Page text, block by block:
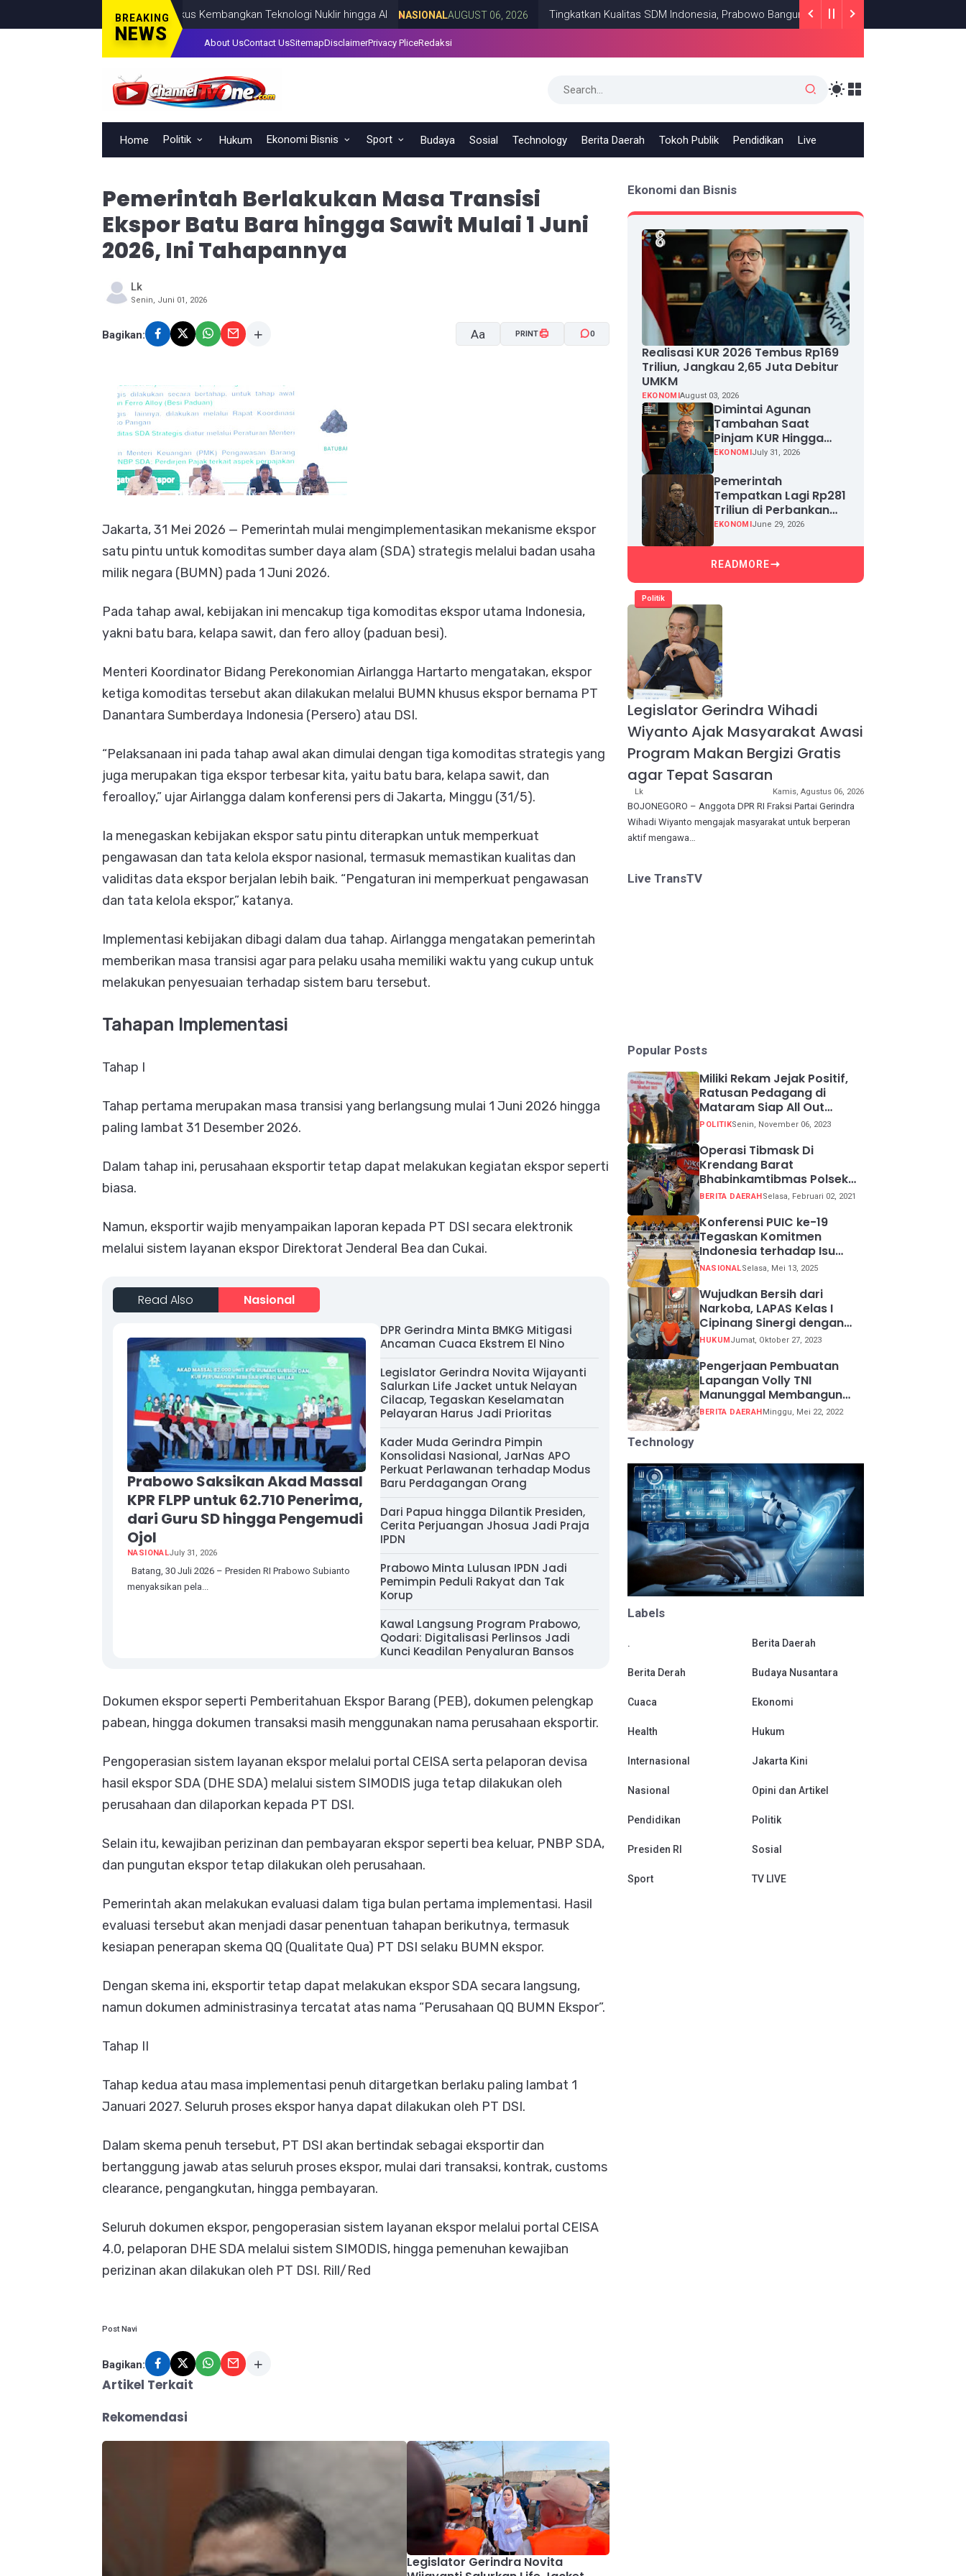
BREAKING
NEWS
Saing Indonesia, BRIN Fokus Kembangkan Teknologi Nuklir hingga AI NASIONALAUGUST 06, 2026 Tingkatkan Kualitas SDM Indonesia, Prabowo Bangun Sekolah Unggulan hingga Undang
About UsContact UsSitemapDisclaimerPrivacy PliceRedaksi
Home Politik Hukum Ekonomi Bisnis Sport Budaya Sosial Technology Berita Daerah Tokoh Publik Pendidikan Live
Pemerintah Berlakukan Masa Transisi
Ekspor Batu Bara hingga Sawit Mulai 1 Juni
2026, Ini Tahapannya
Lk
Senin, Juni 01, 2026
Bagikan: Aa PRINT 0
Jakarta, 31 Mei 2026 — Pemerintah mulai mengimplementasikan mekanisme ekspor
satu pintu untuk komoditas sumber daya alam (SDA) strategis melalui badan usaha
milik negara (BUMN) pada 1 Juni 2026.
Pada tahap awal, kebijakan ini mencakup tiga komoditas ekspor utama Indonesia,
yakni batu bara, kelapa sawit, dan fero alloy (paduan besi).
Menteri Koordinator Bidang Perekonomian Airlangga Hartarto mengatakan, ekspor
ketiga komoditas tersebut akan dilakukan melalui BUMN khusus ekspor bernama PT
Danantara Sumberdaya Indonesia (Persero) atau DSI.
“Pelaksanaan ini pada tahap awal akan dimulai dengan tiga komoditas strategis yang
juga merupakan tiga ekspor terbesar kita, yaitu batu bara, kelapa sawit, dan
feroalloy,” ujar Airlangga dalam konferensi pers di Jakarta, Minggu (31/5).
Ia menegaskan kebijakan ekspor satu pintu diterapkan untuk memperkuat
pengawasan dan tata kelola ekspor nasional, termasuk memastikan kualitas dan
validitas data ekspor berjalan lebih baik. “Pengaturan ini memperkuat pengawasan
dan tata kelola ekspor,” katanya.
Implementasi kebijakan dibagi dalam dua tahap. Airlangga mengatakan pemerintah
memberikan masa transisi agar para pelaku usaha memiliki waktu yang cukup untuk
melakukan penyesuaian terhadap sistem baru tersebut.
Tahapan Implementasi
Tahap I
Tahap pertama merupakan masa transisi yang berlangsung mulai 1 Juni 2026 hingga
paling lambat 31 Desember 2026.
Dalam tahap ini, perusahaan eksportir tetap dapat melakukan kegiatan ekspor seperti
biasa.
Namun, eksportir wajib menyampaikan laporan kepada PT DSI secara elektronik
melalui sistem layanan ekspor Direktorat Jenderal Bea dan Cukai.
Read Also Nasional
Prabowo Saksikan Akad Massal
KPR FLPP untuk 62.710 Penerima,
dari Guru SD hingga Pengemudi
Ojol
NASIONALJuly 31, 2026
Batang, 30 Juli 2026 – Presiden RI Prabowo Subianto
menyaksikan pela...
DPR Gerindra Minta BMKG Mitigasi
Ancaman Cuaca Ekstrem El Nino
Legislator Gerindra Novita Wijayanti
Salurkan Life Jacket untuk Nelayan
Cilacap, Tegaskan Keselamatan
Pelayaran Harus Jadi Prioritas
Kader Muda Gerindra Pimpin
Konsolidasi Nasional, JarNas APO
Perkuat Perlawanan terhadap Modus
Baru Perdagangan Orang
Dari Papua hingga Dilantik Presiden,
Cerita Perjuangan Jhosua Jadi Praja
IPDN
Prabowo Minta Lulusan IPDN Jadi
Pemimpin Peduli Rakyat dan Tak
Korup
Kawal Langsung Program Prabowo,
Qodari: Digitalisasi Perlinsos Jadi
Kunci Keadilan Penyaluran Bansos
Dokumen ekspor seperti Pemberitahuan Ekspor Barang (PEB), dokumen pelengkap
pabean, hingga dokumen transaksi masih menggunakan nama perusahaan eksportir.
Pengoperasian sistem layanan ekspor melalui portal CEISA serta pelaporan devisa
hasil ekspor SDA (DHE SDA) melalui sistem SIMODIS juga tetap dilakukan oleh
perusahaan dan dilaporkan kepada PT DSI.
Selain itu, kewajiban perizinan dan pembayaran ekspor seperti bea keluar, PNBP SDA,
dan pungutan ekspor tetap dilakukan oleh perusahaan.
Pemerintah akan melakukan evaluasi dalam tiga bulan pertama implementasi. Hasil
evaluasi tersebut akan menjadi dasar penentuan tahapan berikutnya, termasuk
kesiapan penerapan skema QQ (Qualitate Qua) PT DSI selaku BUMN ekspor.
Dengan skema ini, eksportir tetap dapat melakukan ekspor SDA secara langsung,
namun dokumen administrasinya tercatat atas nama “Perusahaan QQ BUMN Ekspor”.
Tahap II
Tahap kedua atau masa implementasi penuh ditargetkan berlaku paling lambat 1
Januari 2027. Seluruh proses ekspor hanya dapat dilakukan oleh PT DSI.
Dalam skema penuh tersebut, PT DSI akan bertindak sebagai eksportir dan
bertanggung jawab atas seluruh proses ekspor, mulai dari transaksi, kontrak, customs
clearance, pengangkutan, hingga pembayaran.
Seluruh dokumen ekspor, pengoperasian sistem layanan ekspor melalui portal CEISA
4.0, pelaporan DHE SDA melalui sistem SIMODIS, hingga pemenuhan kewajiban
perizinan akan dilakukan oleh PT DSI. Rill/Red
Post Navi
Bagikan:
Artikel Terkait
Rekomendasi
Legislator Gerindra Novita
Ekonomi dan Bisnis
Realisasi KUR 2026 Tembus Rp169
Triliun, Jangkau 2,65 Juta Debitur
UMKM
EKONOMIAugust 03, 2026
Dimintai Agunan
Tambahan Saat
Pinjam KUR Hingga
Rp100 Juta, Segera
EKONOMI July 31, 2026
Pemerintah
Tempatkan Lagi Rp281
Triliun di Perbankan
demi Jaga Likuiditas
EKONOMI June 29, 2026
READMORE
Politik
Legislator Gerindra Wihadi
Wiyanto Ajak Masyarakat Awasi
Program Makan Bergizi Gratis
agar Tepat Sasaran
Lk Kamis, Agustus 06, 2026
BOJONEGORO – Anggota DPR RI Fraksi Partai Gerindra
Wihadi Wiyanto mengajak masyarakat untuk berperan
aktif mengawa…
Live TransTV
Popular Posts
Miliki Rekam Jejak Positif,
Ratusan Pedagang di
Mataram Siap All Out
Menangkan Ganjar-Mahfud
POLITIKSenin, November 06, 2023
Operasi Tibmask Di
Krendang Barat
Bhabinkamtibmas Polsek
Tambora Bagikan Masker
Prokes
BERITA DAERAHSelasa, Februari 02, 2021
Konferensi PUIC ke-19
Tegaskan Komitmen
Indonesia terhadap Isu
Lingkungan Global
NASIONALSelasa, Mei 13, 2025
Wujudkan Bersih dari
Narkoba, LAPAS Kelas I
Cipinang Sinergi dengan
Kepolisian Resor Metro
HUKUMJumat, Oktober 27, 2023
Pengerjaan Pembuatan
Lapangan Volly TNI
Manunggal Membangun
Desa (TMMD) ke 113
BERITA DAERAHMinggu, Mei 22, 2022
Technology
Labels
. Berita Daerah
Berita Derah Budaya Nusantara
Cuaca Ekonomi
Health Hukum
Internasional Jakarta Kini
Nasional Opini dan Artikel
Pendidikan Politik
Presiden RI Sosial
Sport TV LIVE